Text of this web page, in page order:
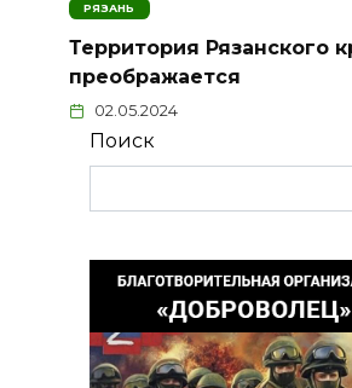
РЯЗАНЬ
Территория Рязанского
преображается
02.05.2024
Поиск